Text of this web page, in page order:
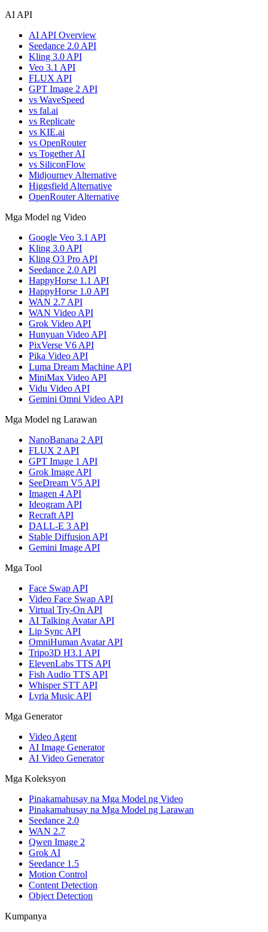
AI API
AI API Overview
Seedance 2.0 API
Kling 3.0 API
Veo 3.1 API
FLUX API
GPT Image 2 API
vs WaveSpeed
vs fal.ai
vs Replicate
vs KIE.ai
vs OpenRouter
vs Together AI
vs SiliconFlow
Midjourney Alternative
Higgsfield Alternative
OpenRouter Alternative
Mga Model ng Video
Google Veo 3.1 API
Kling 3.0 API
Kling O3 Pro API
Seedance 2.0 API
HappyHorse 1.1 API
HappyHorse 1.0 API
WAN 2.7 API
WAN Video API
Grok Video API
Hunyuan Video API
PixVerse V6 API
Pika Video API
Luma Dream Machine API
MiniMax Video API
Vidu Video API
Gemini Omni Video API
Mga Model ng Larawan
NanoBanana 2 API
FLUX 2 API
GPT Image 1 API
Grok Image API
SeeDream V5 API
Imagen 4 API
Ideogram API
Recraft API
DALL-E 3 API
Stable Diffusion API
Gemini Image API
Mga Tool
Face Swap API
Video Face Swap API
Virtual Try-On API
AI Talking Avatar API
Lip Sync API
OmniHuman Avatar API
Tripo3D H3.1 API
ElevenLabs TTS API
Fish Audio TTS API
Whisper STT API
Lyria Music API
Mga Generator
Video Agent
AI Image Generator
AI Video Generator
Mga Koleksyon
Pinakamahusay na Mga Model ng Video
Pinakamahusay na Mga Model ng Larawan
Seedance 2.0
WAN 2.7
Qwen Image 2
Grok AI
Seedance 1.5
Motion Control
Content Detection
Object Detection
Kumpanya